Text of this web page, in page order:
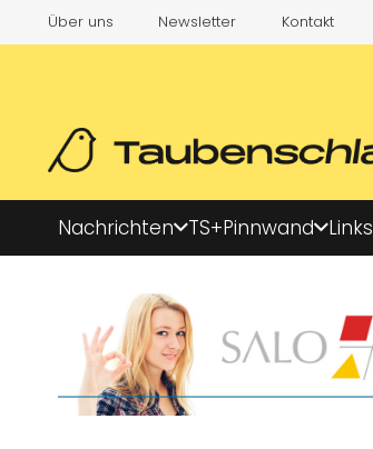
Über uns Newsletter Kontakt
Nachrichten TS+Pinnwand Links